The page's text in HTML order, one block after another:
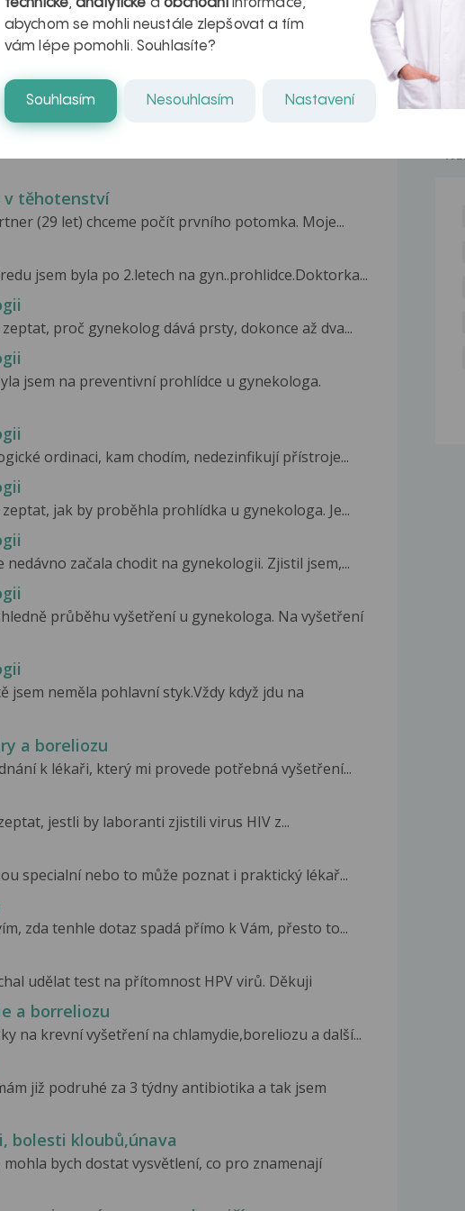
u miminka
SE ZEPTÁM - PROVÁDĚLO SE TOTO VYŠETŘENÍ - Z
v těhotenství
(29 let) chceme počít prvního potomka. Moje...
jsem byla po 2.letech na gyn..prohlidce.Doktorka...
proč gynekolog dává prsty, dokonce až dva...
jsem na preventivní prohlídce u gynekologa.
ordinaci, kam chodím, nedezinfikují přístroje...
jak by proběhla prohlídka u gynekologa. Je...
začala chodit na gynekologii. Zjistil jsem,...
průběhu vyšetření u gynekologa. Na vyšetření
jsem neměla pohlavní styk.Vždy když jdu na
a boreliozu
k lékaři, který mi provede potřebná vyšetření...
jestli by laboranti zjistili virus HIV z...
specialní nebo to může poznat i praktický lékař...
zda tenhle dotaz spadá přímo k Vám, přesto to...
udělat test na přítomnost HPV virů. Děkuji
a borreliozu
na krevní vyšetření na chlamydie,boreliozu a další...
již podruhé za 3 týdny antibiotika a tak jsem
bolesti kloubů,únava
bych dostat vysvětlení, co pro znamenají
technické,analytické a obchodníinformace,
abychom se mohli neustále zlepšovat a tím
vám lépe pomohli. Souhlasíte?
Souhlasím Nesouhlasím Nastavení